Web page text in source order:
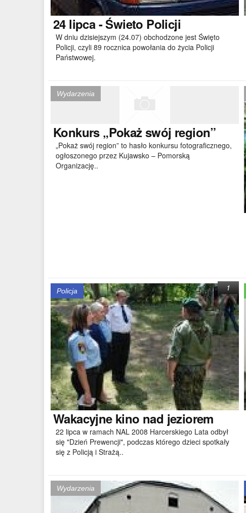
24lipca - Świeto Policji
W dniu dzisiejszym (24.07) obchodzone jest Święto
Policji, czyli 89 rocznica powołania do życia Policji
Państwowej.
Wydarzenia
Konkurs„Pokaż swój region”
„Pokaż swój region” to hasło konkursu fotograficznego,
ogłoszonego przez Kujawsko – Pomorską
Organizację..
Policja
Wakacyjnekino nad jeziorem
22 lipca w ramach NAL 2008 Harcerskiego Lata odbył
się "Dzień Prewencji", podczas którego dzieci spotkały
się z Policją i Strażą..
1
Wydarzenia